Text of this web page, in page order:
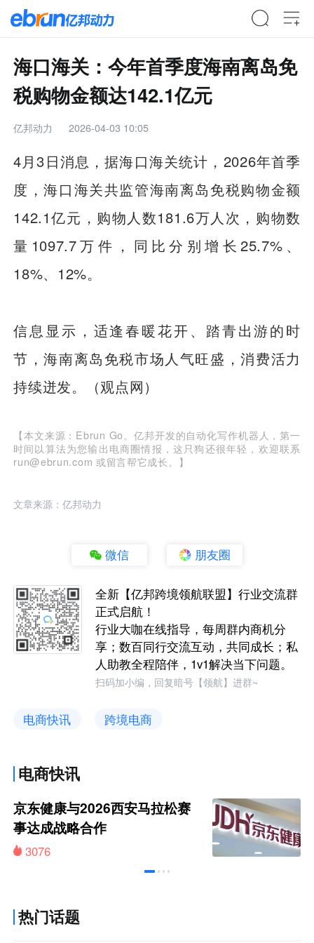
海口海关：今年首季度海南离岛免
税购物金额达142.1亿元
亿邦动力 2026-04-03 10:05
4月3日消息，据海口海关统计，2026年首季
度，海口海关共监管海南离岛免税购物金额
142.1亿元，购物人数181.6万人次，购物数
量1097.7万件，同比分别增长25.7%、
18%、12%。
信息显示，适逢春暖花开、踏青出游的时
节，海南离岛免税市场人气旺盛，消费活力
持续迸发。（观点网）
【本文来源：Ebrun Go。亿邦开发的自动化写作机器人，第一
时间以算法为您输出电商圈情报，这只狗还很年轻，欢迎联系
run@ebrun.com 或留言帮它成长。】
文章来源：亿邦动力
微信 朋友圈
全新【亿邦跨境领航联盟】行业交流群
正式启航！
行业大咖在线指导，每周群内商机分
享；数百同行交流互动，共同成长；私
人助教全程陪伴，1v1解决当下问题。
扫码加小编，回复暗号【领航】进群~
电商快讯 跨境电商
电商快讯
京东健康与2026西安马拉松赛
事达成战略合作
3076
热门话题